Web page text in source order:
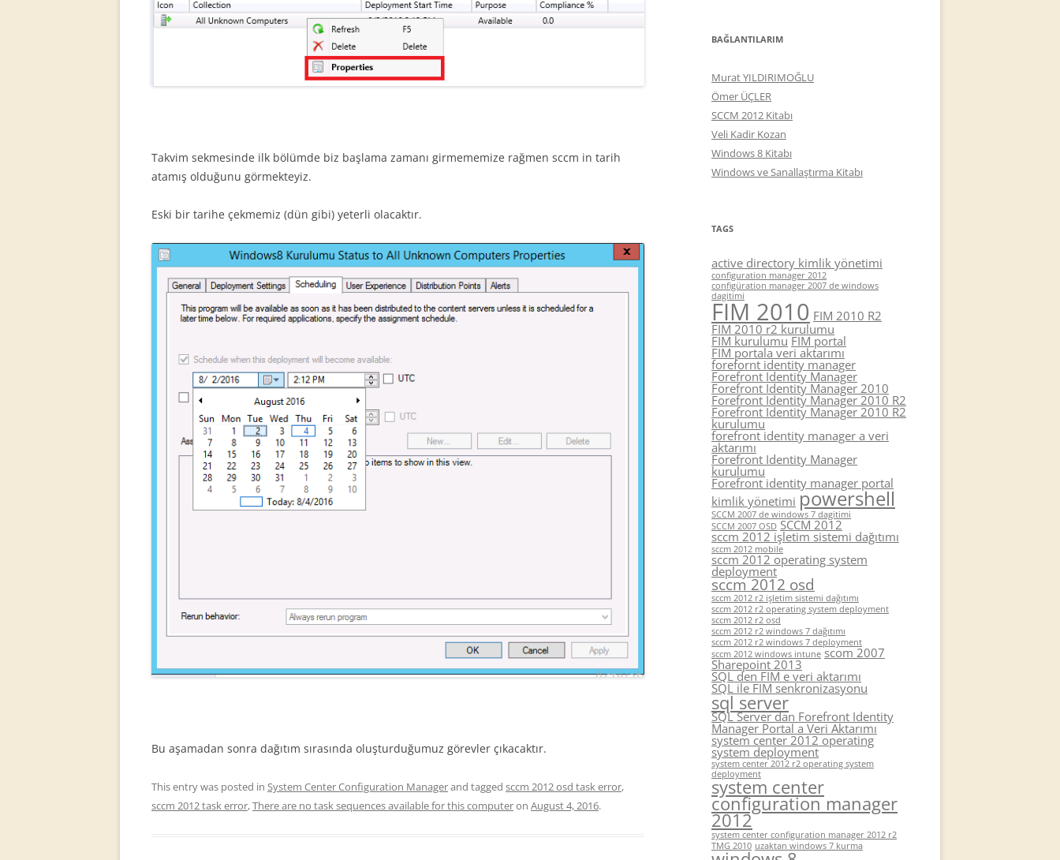
Takvim sekmesinde ilk bölümde biz başlama zamanı girmememize rağmen sccm in tarih
atamış olduğunu görmekteyiz.
Eski bir tarihe çekmemiz (dün gibi) yeterli olacaktır.
Bu aşamadan sonra dağıtım sırasında oluşturduğumuz görevler çıkacaktır.
This entry was posted in System Center Configuration Managerand tagged sccm 2012 osd task error,
sccm 2012 task error,There are no task sequences available for this computeron August 4, 2016.
BAĞLANTILARIM
Murat YILDIRIMOĞLU
Ömer ÜÇLER
SCCM 2012 Kitabı
Veli Kadir Kozan
Windows 8 Kitabı
Windows ve Sanallaştırma Kitabı
TAGS
active directory kimlik yönetimi
configuration manager 2012
configüration manager 2007 de windows
dagitimi
FIM 2010 FIM 2010 R2
FIM 2010 r2 kurulumu
FIM kurulumu FIM portal
FIM portala veri aktarımı
forefornt identity manager
Forefront Identity Manager
Forefront Identity Manager 2010
Forefront Identity Manager 2010 R2
Forefront Identity Manager 2010 R2
kurulumu
forefront identity manager a veri
aktarımı
Forefront Identity Manager
kurulumu
Forefront identity manager portal
kimlik yönetimi powershell
SCCM 2007 de windows 7 dagitimi
SCCM 2007 OSD SCCM 2012
sccm 2012 işletim sistemi dağıtımı
sccm 2012 mobile
sccm 2012 operating system
deployment
sccm 2012 osd
sccm 2012 r2 işletim sistemi dağıtımı
sccm 2012 r2 operating system deployment
sccm 2012 r2 osd
sccm 2012 r2 windows 7 dağıtımı
sccm 2012 r2 windows 7 deployment
sccm 2012 windows intune scom 2007
Sharepoint 2013
SQL den FIM e veri aktarımı
SQL ile FIM senkronizasyonu
sql server
SQL Server dan Forefront Identity
Manager Portal a Veri Aktarımı
system center 2012 operating
system deployment
system center 2012 r2 operating system
deployment
system center
configuration manager
2012
system center configuration manager 2012 r2
TMG 2010 uzaktan windows 7 kurma